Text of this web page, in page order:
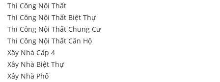
Thi Công Nội Thất
Thi Công Nội Thất Biệt Thự
Thi Công Nội Thất Chung Cư
Thi Công Nội Thất Căn Hộ
Xây Nhà Cấp 4
Xây Nhà Biệt Thự
Xây Nhà Phố